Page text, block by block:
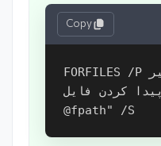
Copy
FORFILES /P مسیر  /M الگو برای
پیدا کردن فایل /C "cmd /c del